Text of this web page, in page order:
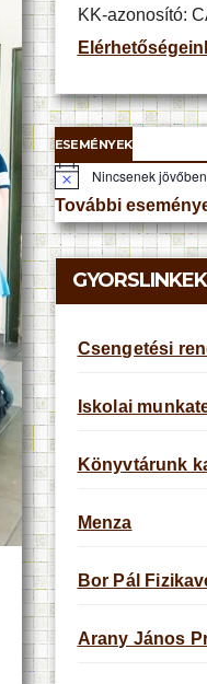
KK-azonosító:
ESEMÉNYEK
N
o
t
i
c
e
Nincsenek
További
GYORSLINKEK
Csengetési
Iskolai
Könyvtárunk
Menza
Bor Pál
Arany János